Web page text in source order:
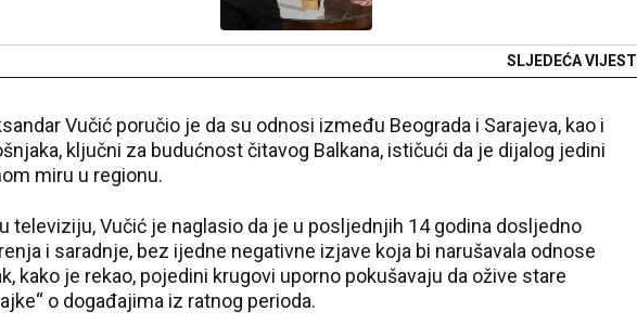
SLJEDEĆA VIJEST
Vučić poručio je da su odnosi između Beograda i Sarajeva, kao i
ključni za budućnost čitavog Balkana, ističući da je dijalog jedini
miru u regionu.
televiziju, Vučić je naglasio da je u posljednjih 14 godina dosljedno
i saradnje, bez ijedne negativne izjave koja bi narušavala odnose
kako je rekao, pojedini krugovi uporno pokušavaju da ožive stare
o događajima iz ratnog perioda.